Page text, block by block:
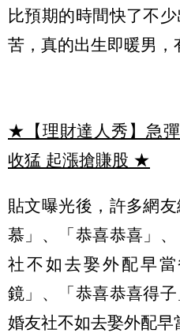
比預期的時間快了不
苦，真的出生即暖男，
★【理財達人秀】急
收猛 起漲搶賺股 ★
貼文曝光後，許多網
慕」、「恭喜恭喜」
社不如去娶外配早
鏡」、「恭喜恭喜得
婚友社不如去娶外配早